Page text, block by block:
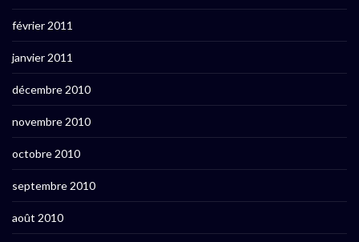
février 2011
janvier 2011
décembre 2010
novembre 2010
octobre 2010
septembre 2010
août 2010